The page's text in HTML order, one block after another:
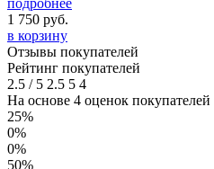
1 750 руб.
в корзину
Отзывы покупателей
Рейтинг покупателей
2.5 /5 2.5 5 4
На основе 4 оценок покупателей
25%
0%
0%
50%